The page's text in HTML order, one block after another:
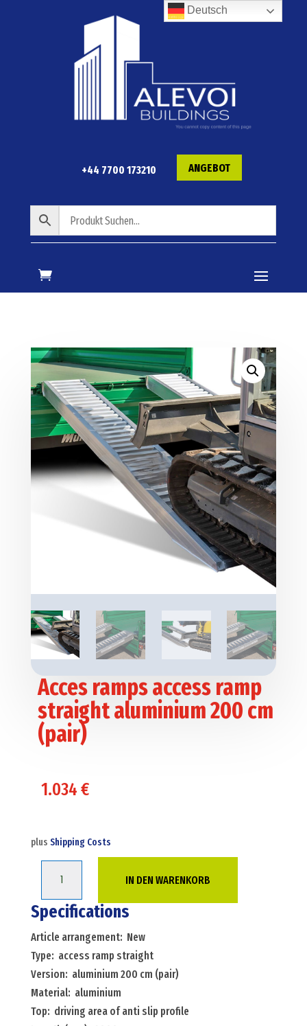
+44 7700 173210 ANGEBOT
Acces ramps access ramp
straight aluminium 200 cm
(pair)
1.034€
plus Shipping Costs
access
ramp
straight
aluminium
200
cm
(pair)
IN DEN WARENKORB
Specifications
Article arrangement: New
Type: access ramp straight
Version: aluminium 200 cm (pair)
Material: aluminium
Top: driving area of anti slip profile
Deutsch